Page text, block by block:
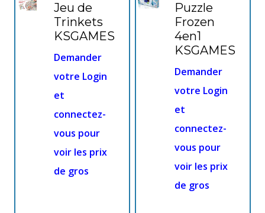
Jeu de
Trinkets
KSGAMES
Demander
votre Login
et
connectez-
vous pour
voir les prix
de gros
Puzzle
Frozen
4en1
KSGAMES
Demander
votre Login
et
connectez-
vous pour
voir les prix
de gros